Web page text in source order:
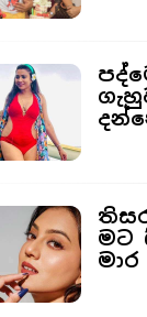
මට
මාර